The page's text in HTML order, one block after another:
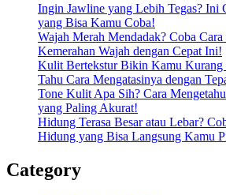
Ingin Jawline yang Lebih Tegas? Ini
yang Bisa Kamu Coba!
Wajah Merah Mendadak? Coba
Kemerahan Wajah dengan Cepat Ini!
Kulit Bertekstur Bikin Kamu Kurang
Tahu Cara Mengatasinya dengan
Tone Kulit Apa Sih? Cara
yang Paling Akurat!
Hidung Terasa Besar atau Lebar?
Hidung yang Bisa Langsung Kamu
Category